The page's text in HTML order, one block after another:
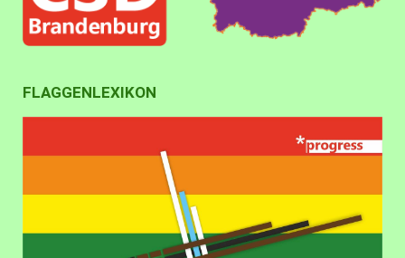
FLAGGENLEXIKON